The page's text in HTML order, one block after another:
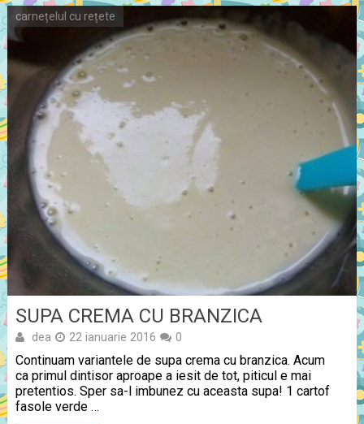
carnețelul cu rețete
SUPA CREMA CU BRANZICA
dea 22 ianuarie 2016 0
Continuam variantele de supa crema cu branzica. Acum
ca primul dintisor aproape a iesit de tot, piticul e mai
pretentios. Sper sa-l imbunez cu aceasta supa! 1 cartof
fasole verde …